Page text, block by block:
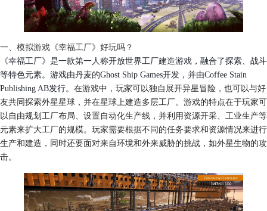
一、模拟游戏《幸福工厂》好玩吗？
《幸福工厂》是一款第一人称开放世界工厂建造游戏，融合了探索、战斗
等特色元素。游戏由丹麦的Ghost Ship Games开发，并由Coffee Stain
Publishing AB发行。 在游戏中，玩家可以独自展开异星冒险，也可以与好
友共同探索外星星球，并在星球上建造多层工厂。游戏的特点在于玩家可
以自由规划工厂布局、设置自动化生产线，并利用资源开采、工业生产等
元素来扩大工厂的规模。玩家需要根据不同的任务要求和资源情况来进行
生产和建造，同时还要面对来自环境和外来威胁的挑战，如外星生物的攻
击。